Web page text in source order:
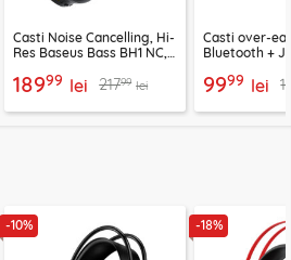
Casti Noise Cancelling, Hi-
Res Baseus Bass BH1 NC,
18999 lei 21799 lei
Casti over-
Bluetooth +
9999 lei
-10% -18%